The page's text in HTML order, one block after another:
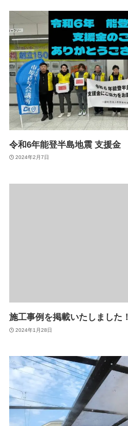
令和6年能登半島地震 支援金
2024年2月7日
施工事例を掲載いたしました！
2024年1月28日